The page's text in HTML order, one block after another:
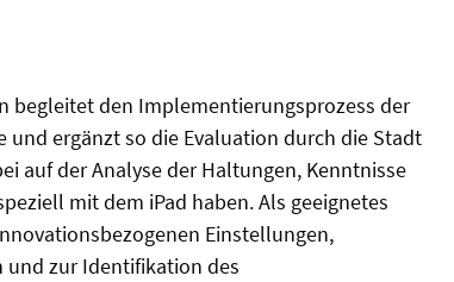
begleitet den Implementierungsprozess der
ergänzt so die Evaluation durch die Stadt
auf der Analyse der Haltungen, Kenntnisse
mit dem iPad haben. Als geeignetes
Einstellungen,
und zur Identifikation des